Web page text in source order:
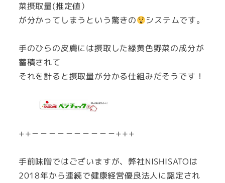
菜摂取量(推定値）
が分かってしまうという驚きの
システムです。
手のひらの皮膚には摂取した緑黄色野菜の成分が
蓄積されて
それを計ると摂取量が分かる仕組みだそうです！
++－－－－－－－－－－+++
手前味噌ではございますが、弊社NISHISATOは
2018年から連続で健康経営優良法人に認定され